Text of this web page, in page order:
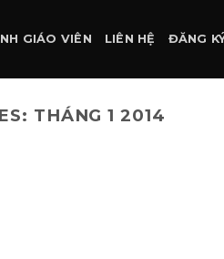
GIÁO VIÊN LIÊN HỆ ĐĂNG
THÁNG 1 2014